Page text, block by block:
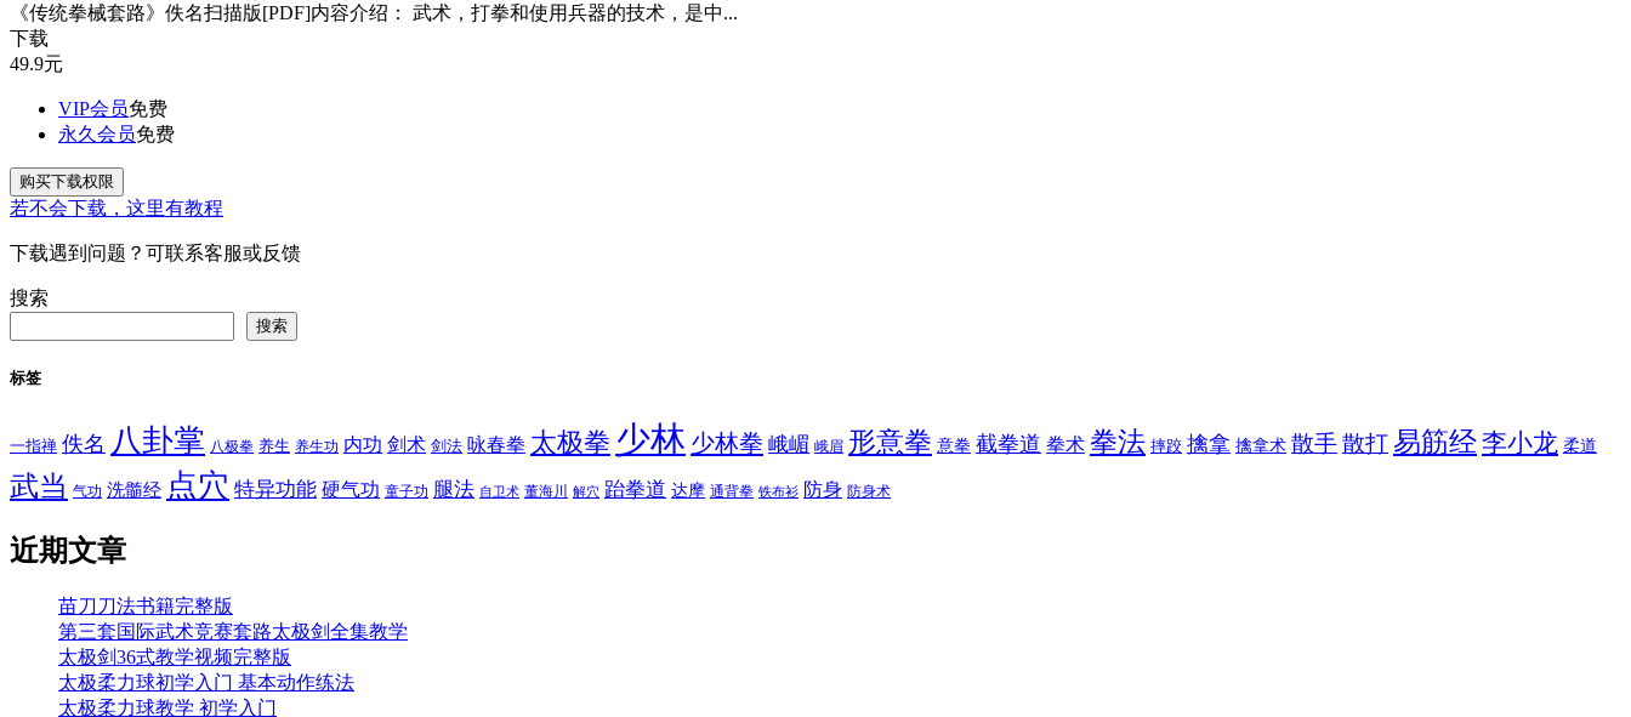
《传统拳械套路》佚名扫描版[PDF]内容介绍： 武术，打拳和使用兵器的技术，是中...
下载
49.9元
VIP会员免费
永久会员免费
购买下载权限
若不会下载，这里有教程
下载遇到问题？可联系客服或反馈
搜索
搜索
标签
一指禅 佚名 八卦掌 八极拳 养生 养生功 内功 剑术 剑法 咏春拳 太极拳 少林 少林拳 峨嵋 峨眉 形意拳 意拳 截拳道 拳术 拳法 摔跤 擒拿 擒拿术 散手散打易筋经李小龙 柔道
武当 气功 洗髓经 点穴 特异功能 硬气功 童子功 腿法 自卫术 董海川 解穴 跆拳道 达摩 通背拳 铁布衫 防身 防身术
近期文章
苗刀刀法书籍完整版
第三套国际武术竞赛套路太极剑全集教学
太极剑36式教学视频完整版
太极柔力球初学入门 基本动作练法
太极柔力球教学 初学入门